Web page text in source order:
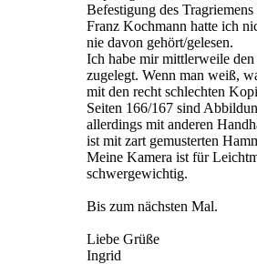
Befestigung des
Franz Kochmann hatte ich
nie davon gehört/gelesen.
Ich habe mir mittlerweile
zugelegt. Wenn man weiß,
mit den recht schlechten
Seiten 166/167 sind
allerdings mit anderen
ist mit zart gemusterten
Meine Kamera ist für
schwergewichtig.
Bis zum nächsten Mal.
Liebe Grüße
Ingrid